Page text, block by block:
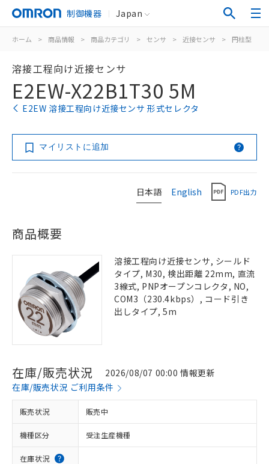
制御機器 Japan
ホーム > 商品情報 > 商品カテゴリ > センサ > 近接センサ > 円柱型
溶接工程向け近接センサ
E2EW-X22B1T30 5M
E2EW 溶接工程向け近接センサ 形式セレクタ
マイリストに追加
日本語 English PDF出力
商品概要
溶接工程向け近接センサ, シールド
タイプ, M30, 検出距離 22mm, 直流
3線式, PNPオープンコレクタ, NO,
COM3（230.4kbps）, コード引き
出しタイプ, 5m
在庫/販売状況
2026/08/07 00:00 情報更新
在庫/販売状況 ご利用条件
販売状況 販売中
機種区分 受注生産機種
在庫状況